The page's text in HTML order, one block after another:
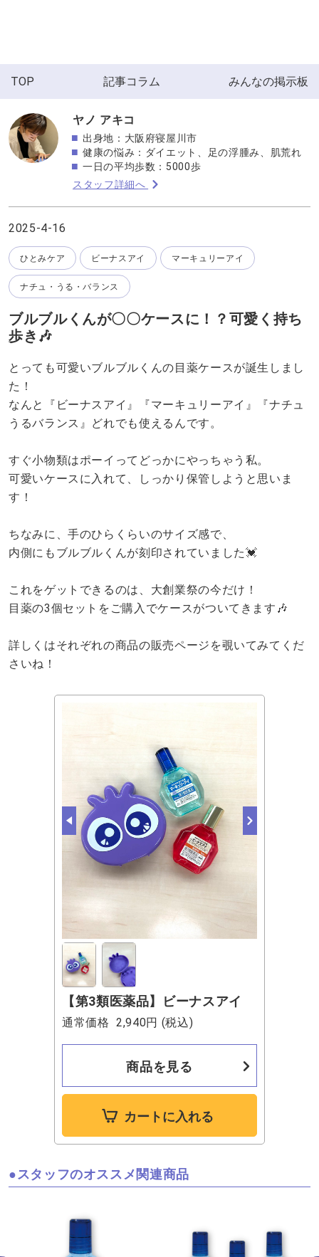
TOP 記事コラム みんなの掲示板
【第3類医薬品】ビーナスアイ
通常価格 2,940円 (税込)
商品を見る
カートに入れる
ヤノ アキコ
出身地：大阪府寝屋川市
健康の悩み：ダイエット、足の浮腫み、肌荒れ
一日の平均歩数：5000歩
スタッフ詳細へ
2025-4-16
ひとみケア ビーナスアイ マーキュリーアイ
ナチュ・うる・バランス
ブルブルくんが〇〇ケースに！？可愛く持ち
歩き🎶
とっても可愛いブルブルくんの目薬ケースが誕生しまし
た！
なんと『ビーナスアイ』『マーキュリーアイ』『ナチュ
うるバランス』どれでも使えるんです。
すぐ小物類はポーイってどっかにやっちゃう私。
可愛いケースに入れて、しっかり保管しようと思いま
す！
ちなみに、手のひらくらいのサイズ感で、
内側にもブルブルくんが刻印されていました💓
これをゲットできるのは、大創業祭の今だけ！
目薬の3個セットをご購入でケースがついてきます🎶
詳しくはそれぞれの商品の販売ページを覗いてみてくだ
さいね！
スタッフのオススメ関連商品